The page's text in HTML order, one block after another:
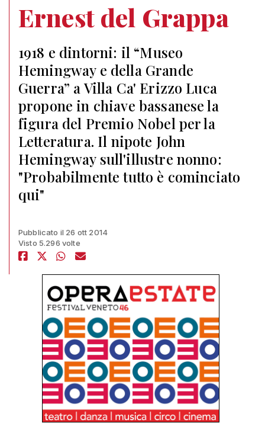
Ernest del Grappa
1918 e dintorni: il “Museo
Hemingway e della Grande
Guerra” a Villa Ca' Erizzo Luca
propone in chiave bassanese la
figura del Premio Nobel per la
Letteratura. Il nipote John
Hemingway sull'illustre nonno:
"Probabilmente tutto è cominciato
qui"
Pubblicato il 26 ott 2014
Visto 5.296 volte